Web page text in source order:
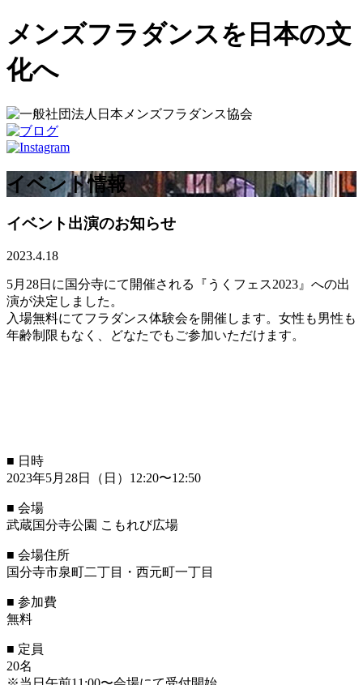
メ
ン
メンズフラダンスを日本の文
化へ
イベント情報
イベント出演のお知らせ
2023.4.18
5月28日に国分寺にて開催される『うくフェス2023』への出
演が決定しました。
入場無料にてフラダンス体験会を開催します。女性も男性も
年齢制限もなく、どなたでもご参加いただけます。
■ 日時
2023年5月28日（日）12:20〜12:50
■ 会場
武蔵国分寺公園 こもれび広場
■ 会場住所
国分寺市泉町二丁目・西元町一丁目
■ 参加費
無料
■ 定員
20名